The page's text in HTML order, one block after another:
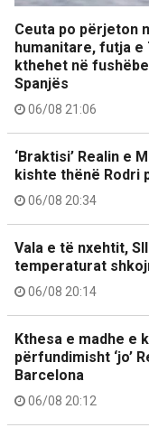
Ceuta po përjeton
humanitare, futja e
kthehet në
Spanjës
06/08 21:06
‘Braktisi’ Realin e
kishte thënë Rodri
06/08 20:34
Vala e të nxehtit,
temperaturat
06/08 20:14
Kthesa e madhe e
përfundimisht ‘jo’
Barcelona
06/08 20:12